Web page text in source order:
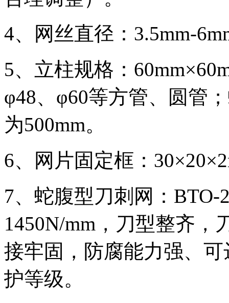
4、网丝直径：3.5mm-
5、立柱规格：
φ48、φ60等方管、圆管
为500mm。
6、网片固定框：
7、蛇腹型刀刺网：
1450N/mm，刀型整齐，
接牢固，防腐能力强、
护等级。